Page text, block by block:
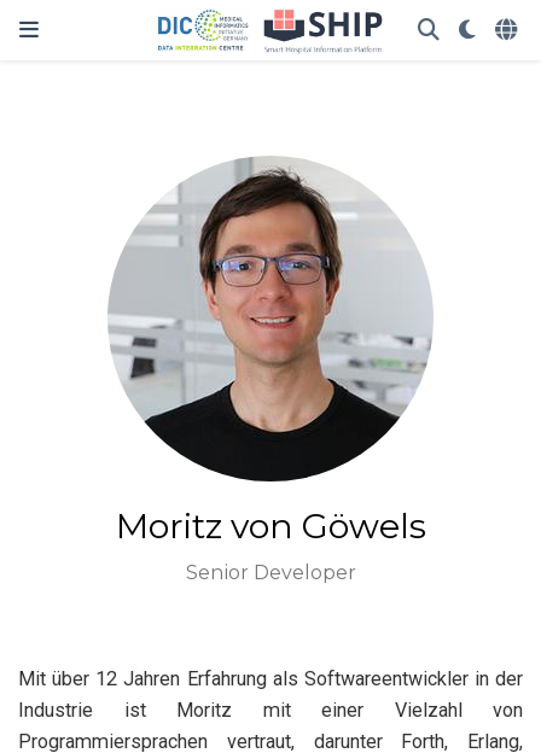
Moritz von Göwels
Senior Developer
Mit über 12 Jahren Erfahrung als Softwareentwickler in der
Industrie ist Moritz mit einer Vielzahl von
Programmiersprachen vertraut, darunter Forth, Erlang,